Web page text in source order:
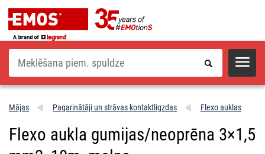
Meklēšana
Mājas Pagarinātāji un strāvas kontaktligzdas Flexo auklas
Flexo aukla gumijas/neoprēna 3×1,5